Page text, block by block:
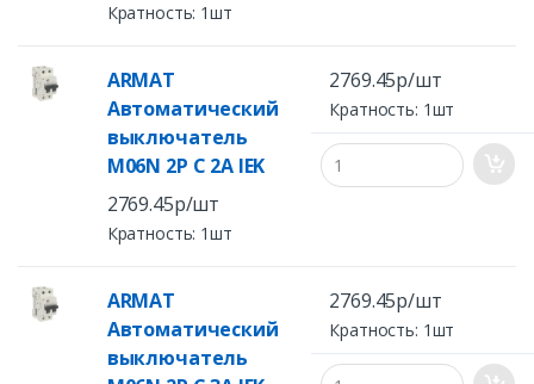
Кратность: 1шт
ARMAT
Автоматический
выключатель
M06N 2P C 2А IEK
2769.45р/шт
Кратность: 1шт
2769.45р/шт
Кратность: 1шт
ARMAT
Автоматический
выключатель
2769.45р/шт
Кратность: 1шт